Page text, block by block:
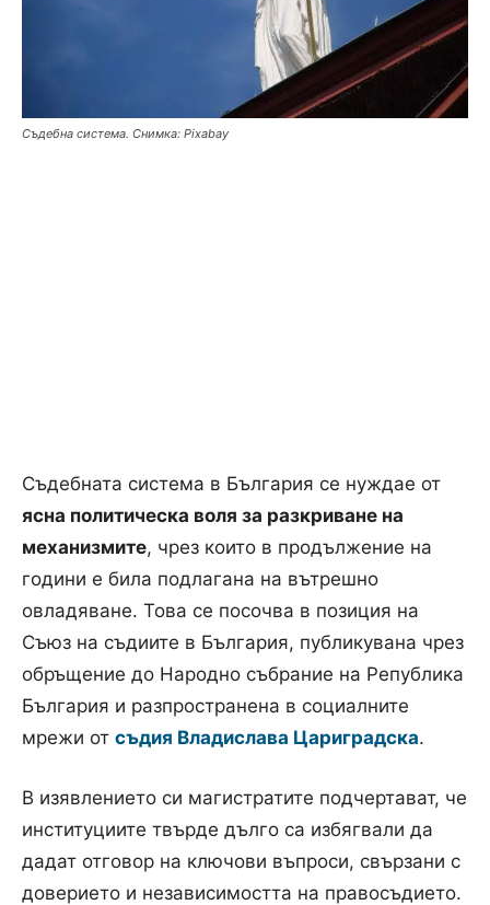
Съдебна система. Снимка: Pixabay
Съдебната система в България се нуждае от
ясна политическа воля за разкриване на
механизмите, чрез които в продължение на
години е била подлагана на вътрешно
овладяване. Това се посочва в позиция на
Съюз на съдиите в България, публикувана чрез
обръщение до Народно събрание на Република
България и разпространена в социалните
мрежи от съдия Владислава Цариградска.
В изявлението си магистратите подчертават, че
институциите твърде дълго са избягвали да
дадат отговор на ключови въпроси, свързани с
доверието и независимостта на правосъдието.